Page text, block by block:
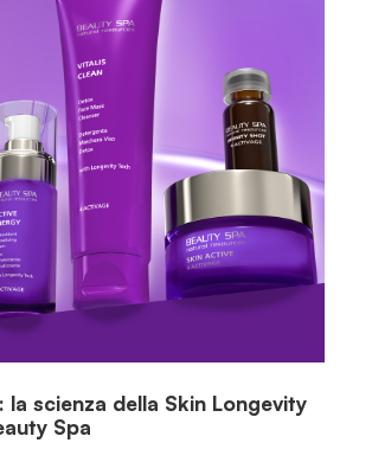
scienza della Skin Longevity
Spa